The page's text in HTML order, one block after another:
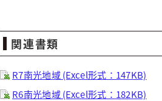
関連書類
R7南光地域 (Excel形式：147KB)
R6南光地域 (Excel形式：182KB)